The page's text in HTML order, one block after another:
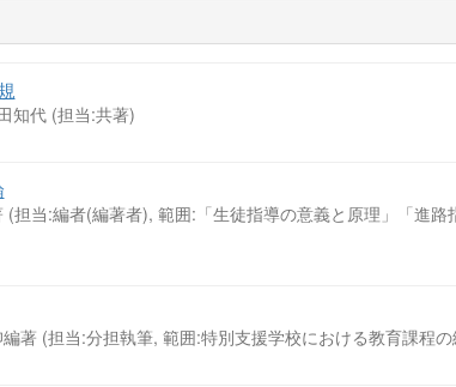
知代 (担当:共著)
担当:編者(編著者), 範囲:「生徒指導の意義と原理」「進路
著 (担当:分担執筆, 範囲:特別支援学校における教育課程